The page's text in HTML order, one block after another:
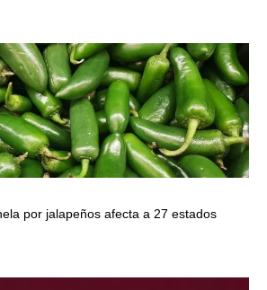
por jalapeños afecta a 27 estados